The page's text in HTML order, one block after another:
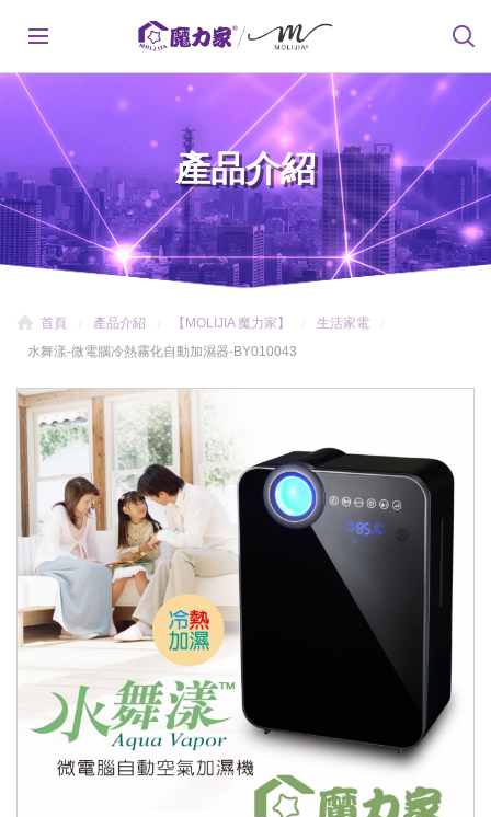
產品介紹
首頁 產品介紹 【MOLIJIA 魔力家】
生活家電
水舞漾-微電腦冷熱霧化自動加濕器-BY010043